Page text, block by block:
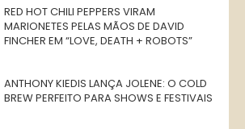
RED HOT CHILI PEPPERS VIRAM
MARIONETES PELAS MÃOS DE DAVID
FINCHER EM “LOVE, DEATH + ROBOTS”
ANTHONY KIEDIS LANÇA JOLENE: O COLD
BREW PERFEITO PARA SHOWS E FESTIVAIS